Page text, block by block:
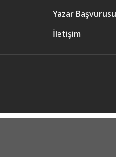
Yazar Başvurusu
İletişim